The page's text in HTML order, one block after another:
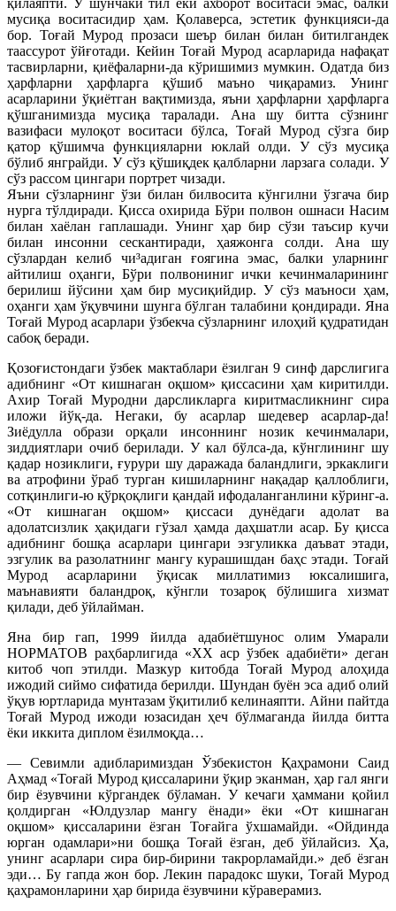
қилаяпти. У шунчаки тил ёки ахборот воситаси эмас, балки
мусиқа воситасидир ҳам. Қолаверса, эстетик функцияси-да
бор. Тоғай Мурод прозаси шеър билан билан битилгандек
таассурот ўйғотади. Кейин Тоғай Мурод асарларида нафақат
тасвирларни, қиёфаларни-да кўришимиз мумкин. Одатда биз
ҳарфларни ҳарфларга қўшиб маъно чиқарамиз. Унинг
асарларини ўқиётган вақтимизда, яъни ҳарфларни ҳарфларга
қўшганимизда мусиқа таралади. Ана шу битта сўзнинг
вазифаси мулоқот воситаси бўлса, Тоғай Мурод сўзга бир
қатор қўшимча функцияларни юклай олди. У сўз мусиқа
бўлиб янграйди. У сўз қўшиқдек қалбларни ларзага солади. У
сўз рассом цингари портрет чизади.
Яъни сўзларнинг ўзи билан билвосита кўнгилни ўзгача бир
нурга тўлдиради. Қисса охирида Бўри полвон ошнаси Насим
билан хаёлан гаплашади. Унинг ҳар бир сўзи таъсир кучи
билан инсонни сескантиради, ҳаяжонга солди. Ана шу
сўзлардан келиб чи³адиган ғоягина эмас, балки уларнинг
айтилиш оҳанги, Бўри полвониниг ички кечинмаларининг
берилиш йўсини ҳам бир мусиқийдир. У сўз маъноси ҳам,
оҳанги ҳам ўқувчини шунга бўлган талабини қондиради. Яна
Тоғай Мурод асарлари ўзбекча сўзларнинг илоҳий қудратидан
сабоқ беради.
Қозоғистондаги ўзбек мактаблари ёзилган 9 синф дарслигига
адибнинг «От кишнаган оқшом» қиссасини ҳам киритилди.
Ахир Тоғай Муродни дарсликларга киритмасликнинг сира
иложи йўқ-да. Негаки, бу асарлар шедевер асарлар-да!
Зиёдулла образи орқали инсоннинг нозик кечинмалари,
зиддиятлари очиб берилади. У кал бўлса-да, кўнглининг шу
қадар нозиклиги, ғурури шу даражада баландлиги, эркаклиги
ва атрофини ўраб турган кишиларнинг нақадар қаллоблиги,
сотқинлиги-ю қўрқоқлиги қандай ифодаланганлини кўринг-а.
«От кишнаган оқшом» қиссаси дунёдаги адолат ва
адолатсизлик ҳақидаги гўзал ҳамда даҳшатли асар. Бу қисса
адибнинг бошқа асарлари цингари эзгуликка даъват этади,
эзгулик ва разолатнинг мангу курашишдан баҳс этади. Тоғай
Мурод асарларини ўқисак миллатимиз юксалишига,
маънавияти баландроқ, кўнгли тозароқ бўлишига хизмат
қилади, деб ўйлайман.
Яна бир гап, 1999 йилда адабиётшунос олим Умарали
НОРМАТОВ раҳбарлигида «ХХ аср ўзбек адабиёти» деган
китоб чоп этилди. Мазкур китобда Тоғай Мурод алоҳида
ижодий сиймо сифатида берилди. Шундан буён эса адиб олий
ўқув юртларида мунтазам ўқитилиб келинаяпти. Айни пайтда
Тоғай Мурод ижоди юзасидан ҳеч бўлмаганда йилда битта
ёки иккита диплом ёзилмоқда…
— Севимли адибларимиздан Ўзбекистон Қаҳрамони Саид
Аҳмад «Тоғай Мурод қиссаларини ўқир эканман, ҳар гал янги
бир ёзувчини кўргандек бўламан. У кечаги ҳаммани қойил
қолдирган «Юлдузлар мангу ёнади» ёки «От кишнаган
оқшом» қиссаларини ёзган Тоғайга ўхшамайди. «Ойдинда
юрган одамлари»ни бошқа Тоғай ёзган, деб ўйлайсиз. Ҳа,
унинг асарлари сира бир-бирини такрорламайди.» деб ёзган
эди… Бу гапда жон бор. Лекин парадокс шуки, Тоғай Мурод
қаҳрамонларини ҳар бирида ёзувчини кўраверамиз.